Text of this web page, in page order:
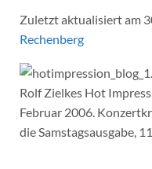
Zuletzt aktualisiert am
Rechenberg
Rolf Zielkes Hot
Februar 2006.
die Samstagsausgabe,